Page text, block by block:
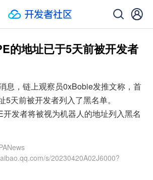
的地址已于5天前被开发者
息，链上观察员0xBobie发推文称，首
天前被开发者列入了黑名单。
发者将被视为机器人的地址列入黑名
s/20230420A02J6000?